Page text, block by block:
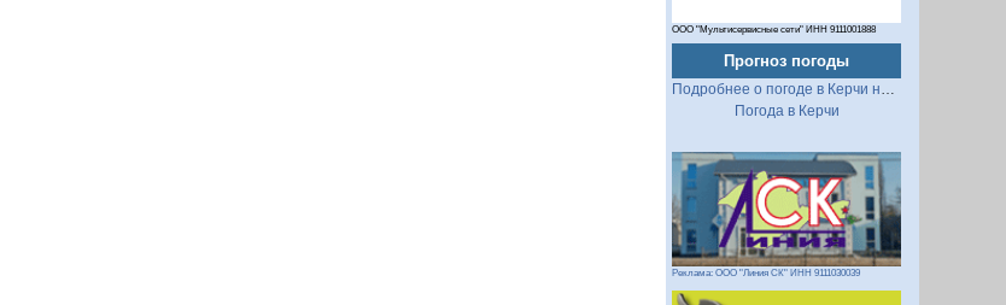
ООО "Мультисервисные сети" ИНН 9111001888
Прогноз погоды
Подробнее о погоде в Керчи на 2 недели
Погода в Керчи
Реклама: ООО "Линия СК" ИНН 9111030039